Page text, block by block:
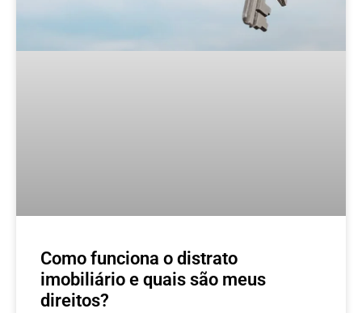
Como funciona o distrato
imobiliário e quais são meus
direitos?